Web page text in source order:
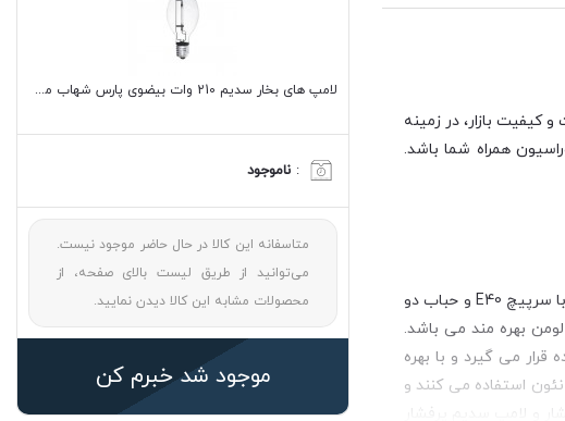
کیفیت بازار، در زمینه
همراه شما باشد.
محصول ذکر شده دارای توان مصرفی 210 وات می باشد و ابعاد ظاهری آن به شکل بیضی در اندازه 228 میلی متر طراحی شده است که با سرپیچ E40 و حباب دو
قطر 91 میلی متر ساخته می شود و با ولتاژ ورودی 230 ولت و فرکانس اسمی 60 هرتز از میزان نوردهی یا شار نوری 9000 لومن بهره مند می باشد.
قرار می گیرد و با بهره
استفاده می کنند و
و لامپ سدیم پرفشار
لامپ های بخار سدیم 210 وات بیضوی پارس شهاب مدل HPSV 210
: ناموجود
متاسفانه این کالا در حال حاضر موجود نیست.
می‌توانید از طریق لیست بالای صفحه، از
محصولات مشابه این کالا دیدن نمایید.
موجود شد خبرم کن